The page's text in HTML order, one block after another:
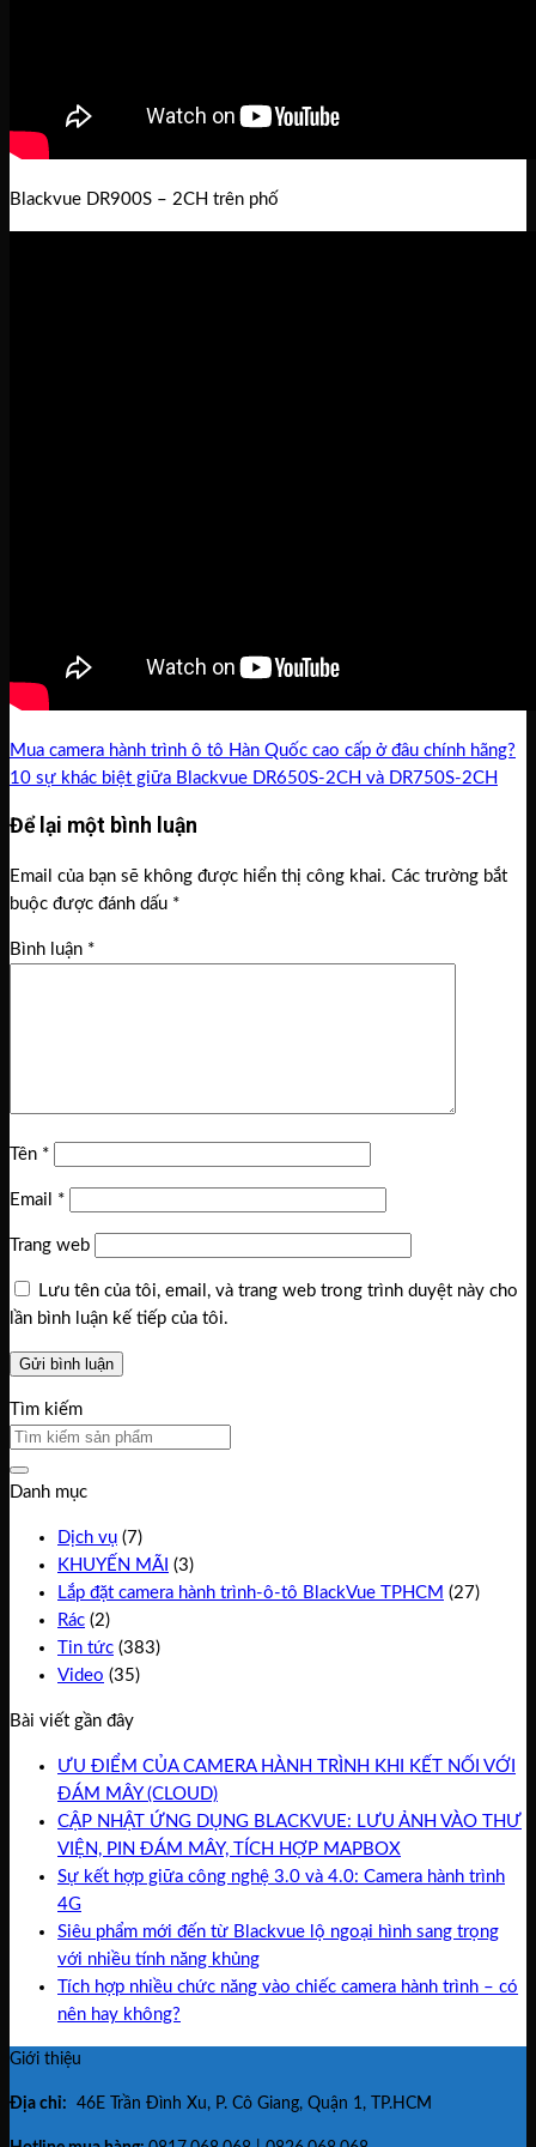
Blackvue DR900S – 2CH trên phố
Mua camera hành trình ô tô Hàn Quốc cao cấp ở đâu chính hãng?
10 sự khác biệt giữa Blackvue DR650S-2CH và DR750S-2CH
Để lại một bình luận
Email của bạn sẽ không được hiển thị công khai. Các trường bắt
buộc được đánh dấu *
Bình luận *
Tên *
Email *
Trang web
Lưu tên của tôi, email, và trang web trong trình duyệt này cho
lần bình luận kế tiếp của tôi.
Tìm kiếm
Danh mục
Dịch vụ (7)
KHUYẾN MÃI (3)
Lắp đặt camera hành trình-ô-tô BlackVue TPHCM (27)
Rác (2)
Tin tức (383)
Video (35)
Bài viết gần đây
ƯU ĐIỂM CỦA CAMERA HÀNH TRÌNH KHI KẾT NỐI VỚI
ĐÁM MÂY (CLOUD)
CẬP NHẬT ỨNG DỤNG BLACKVUE: LƯU ẢNH VÀO THƯ
VIỆN, PIN ĐÁM MÂY, TÍCH HỢP MAPBOX
Sự kết hợp giữa công nghệ 3.0 và 4.0: Camera hành trình
4G
Siêu phẩm mới đến từ Blackvue lộ ngoại hình sang trọng
với nhiều tính năng khủng
Tích hợp nhiều chức năng vào chiếc camera hành trình – có
nên hay không?
Giới thiệu
Địa chỉ: 46E Trần Đình Xu, P. Cô Giang, Quận 1, TP.HCM